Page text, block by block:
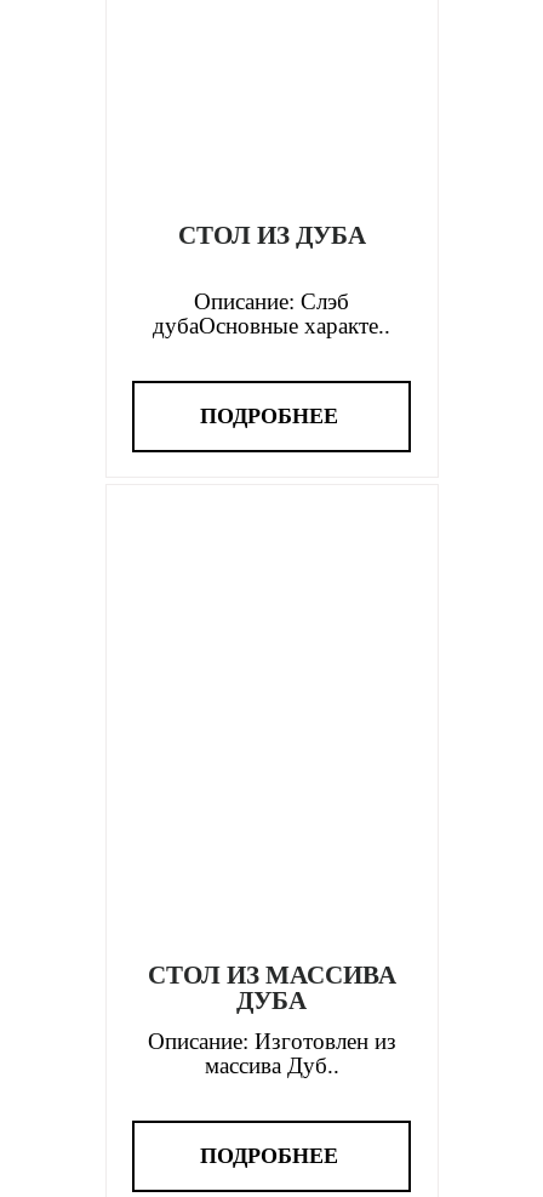
СТОЛ ИЗ ДУБА
Описание: Слэб
дубаОсновные характе..
ПОДРОБНЕЕ
СТОЛ ИЗ МАССИВА
ДУБА
Описание: Изготовлен из
массива Дуб..
ПОДРОБНЕЕ